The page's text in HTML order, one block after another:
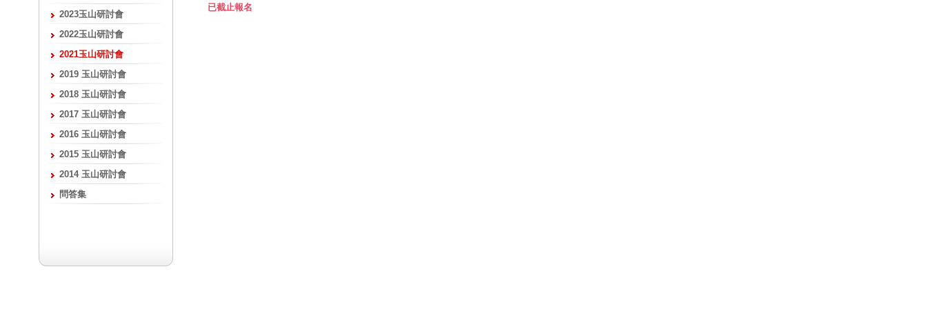
2023玉山研討會
2022玉山研討會
2021玉山研討會
2019 玉山研討會
2018 玉山研討會
2017 玉山研討會
2016 玉山研討會
2015 玉山研討會
2014 玉山研討會
問答集
已截止報名